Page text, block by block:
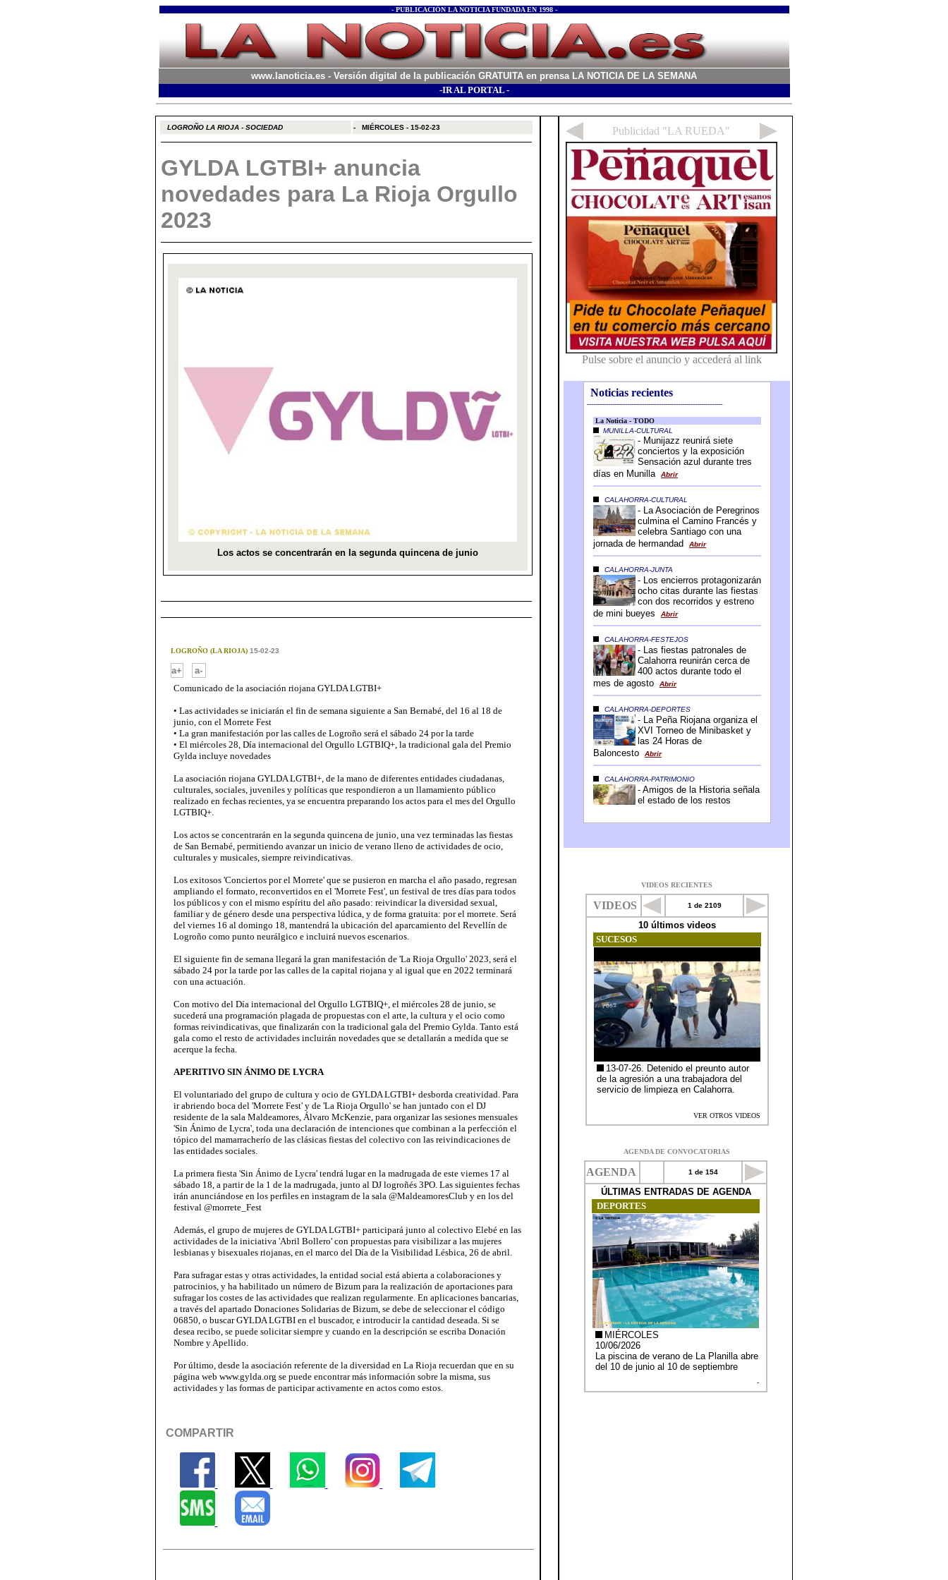
- PUBLICACIÓN LA NOTICIA FUNDADA EN 1998 -
www.lanoticia.es - Versión digital de la publicación GRATUITA en prensa LA NOTICIA DE LA SEMANA
-IR AL PORTAL -
LOGROÑO LA RIOJA - SOCIEDAD - MIÉRCOLES - 15-02-23
GYLDA LGTBI+ anuncia
novedades para La Rioja Orgullo
2023
LOGROÑO (LA RIOJA)15-02-23
a+
a-
Comunicado de la asociación riojana GYLDA LGTBI+
• Las actividades se iniciarán el fin de semana siguiente a San Bernabé, del 16 al 18 de
junio, con el Morrete Fest
• La gran manifestación por las calles de Logroño será el sábado 24 por la tarde
• El miércoles 28, Día internacional del Orgullo LGTBIQ+, la tradicional gala del Premio
Gylda incluye novedades
La asociación riojana GYLDA LGTBI+, de la mano de diferentes entidades ciudadanas,
culturales, sociales, juveniles y políticas que respondieron a un llamamiento público
realizado en fechas recientes, ya se encuentra preparando los actos para el mes del Orgullo
LGTBIQ+.
Los actos se concentrarán en la segunda quincena de junio, una vez terminadas las fiestas
de San Bernabé, permitiendo avanzar un inicio de verano lleno de actividades de ocio,
culturales y musicales, siempre reivindicativas.
Los exitosos 'Conciertos por el Morrete' que se pusieron en marcha el año pasado, regresan
ampliando el formato, reconvertidos en el 'Morrete Fest', un festival de tres días para todos
los públicos y con el mismo espíritu del año pasado: reivindicar la diversidad sexual,
familiar y de género desde una perspectiva lúdica, y de forma gratuita: por el morrete. Será
del viernes 16 al domingo 18, mantendrá la ubicación del aparcamiento del Revellín de
Logroño como punto neurálgico e incluirá nuevos escenarios.
El siguiente fin de semana llegará la gran manifestación de 'La Rioja Orgullo' 2023, será el
sábado 24 por la tarde por las calles de la capital riojana y al igual que en 2022 terminará
con una actuación.
Con motivo del Día internacional del Orgullo LGTBIQ+, el miércoles 28 de junio, se
sucederá una programación plagada de propuestas con el arte, la cultura y el ocio como
formas reivindicativas, que finalizarán con la tradicional gala del Premio Gylda. Tanto está
gala como el resto de actividades incluirán novedades que se detallarán a medida que se
acerque la fecha.
APERITIVO SIN ÁNIMO DE LYCRA
El voluntariado del grupo de cultura y ocio de GYLDA LGTBI+ desborda creatividad. Para
ir abriendo boca del 'Morrete Fest' y de 'La Rioja Orgullo' se han juntado con el DJ
residente de la sala Maldeamores, Álvaro McKenzie, para organizar las sesiones mensuales
'Sin Ánimo de Lycra', toda una declaración de intenciones que combinan a la perfección el
tópico del mamarracherío de las clásicas fiestas del colectivo con las reivindicaciones de
las entidades sociales.
La primera fiesta 'Sin Ánimo de Lycra' tendrá lugar en la madrugada de este viernes 17 al
sábado 18, a partir de la 1 de la madrugada, junto al DJ logroñés 3PO. Las siguientes fechas
irán anunciándose en los perfiles en instagram de la sala @MaldeamoresClub y en los del
festival @morrete_Fest
Además, el grupo de mujeres de GYLDA LGTBI+ participará junto al colectivo Elebé en las
actividades de la iniciativa 'Abril Bollero' con propuestas para visibilizar a las mujeres
lesbianas y bisexuales riojanas, en el marco del Día de la Visibilidad Lésbica, 26 de abril.
Para sufragar estas y otras actividades, la entidad social está abierta a colaboraciones y
patrocinios, y ha habilitado un número de Bizum para la realización de aportaciones para
sufragar los costes de las actividades que realizan regularmente. En aplicaciones bancarias,
a través del apartado Donaciones Solidarias de Bizum, se debe de seleccionar el código
06850, o buscar GYLDA LGTBI en el buscador, e introducir la cantidad deseada. Si se
desea recibo, se puede solicitar siempre y cuando en la descripción se escriba Donación
Nombre y Apellido.
Por último, desde la asociación referente de la diversidad en La Rioja recuerdan que en su
página web www.gylda.org se puede encontrar más información sobre la misma, sus
actividades y las formas de participar activamente en actos como estos.
COMPARTIR
Noticias recientes
-----------------------------------------------------------------
VIDEOS RECIENTES
AGENDA DE CONVOCATORIAS